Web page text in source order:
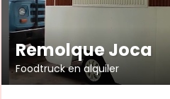
Remolque Joca
Foodtruck en alquiler